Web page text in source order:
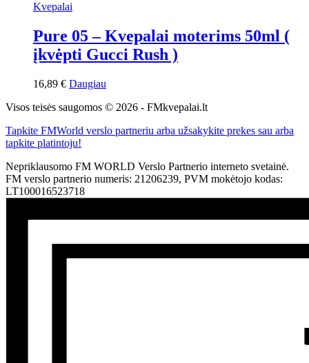
Kvepalai
Pure 05 – Kvepalai moterims 50ml (
įkvėpti Gucci Rush )
16,89 € Daugiau
Visos teisės saugomos © 2026 - FMkvepalai.lt
Tapkite FMWorld verslo partneriu arba užsakykite prekes sau arba
tapkite platintoju!
Nepriklausomo FM WORLD Verslo Partnerio interneto svetainė.
FM verslo partnerio numeris: 21206239, PVM mokėtojo kodas:
LT100016523718